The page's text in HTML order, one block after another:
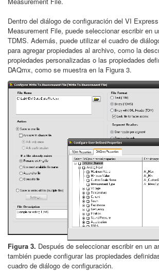
Dentro del diálogo de configuración del VI
Measurement File, puede seleccionar escribir en
TDMS. Además, puede utilizar el cuadro de
para agregar propiedades al archivo, como la
propiedades personalizadas o las propiedades
DAQmx, como se muestra en la Figura 3.
Figura 3. Después de seleccionar escribir en un
también puede configurar las propiedades
cuadro de diálogo de configuración.